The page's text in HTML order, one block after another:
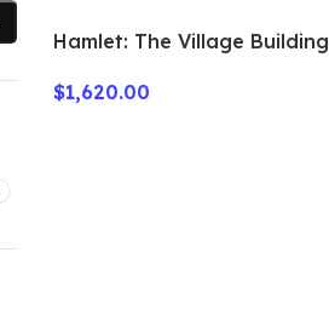
Hamlet: The Village Building
$1,620.00